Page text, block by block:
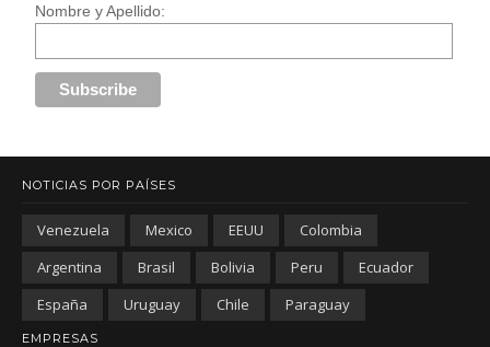
Nombre y Apellido:
NOTICIAS POR PAÍSES
Venezuela Mexico EEUU
Colombia
Argentina
Brasil Bolivia Peru
Ecuador
España
Uruguay Chile Paraguay
EMPRESAS